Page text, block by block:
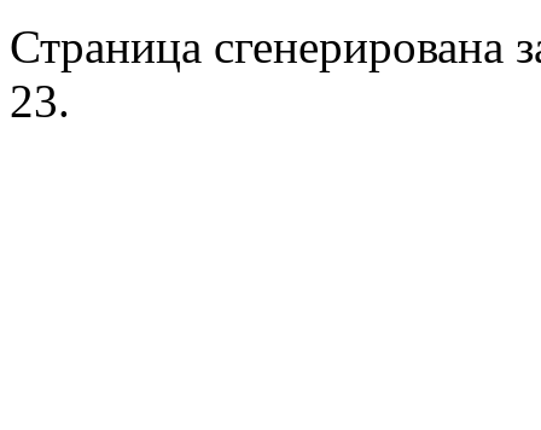
Страница сгенерирована
23.